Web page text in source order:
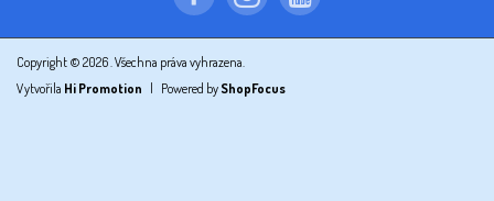
Copyright © 2026. Všechna práva vyhrazena.
Vytvořila Hi Promotion Powered by ShopFocus